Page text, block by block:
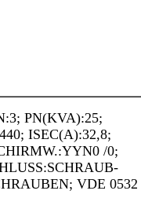
PN(KVA):25;
ISEC(A):32,8;
/0;
VDE 0532